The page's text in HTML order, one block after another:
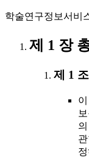
학술연구정보서비
제 1 장
제 1